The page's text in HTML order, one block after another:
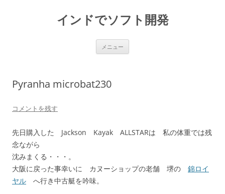
インドでソフト開発
メニュー
Pyranha microbat230
コメントを残す
先日購入した Jackson Kayak ALLSTARは 私の体重では残
念ながら
沈みまくる・・・。
大阪に戻った事幸いに カヌーショップの老舗 堺の 錦ロイ
ヤル へ行き中古艇を吟味。